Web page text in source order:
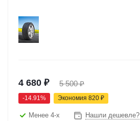
4 680 ₽ 5 500₽
-14.91% Экономия 820 ₽
Менее 4-х Нашли дешевле?